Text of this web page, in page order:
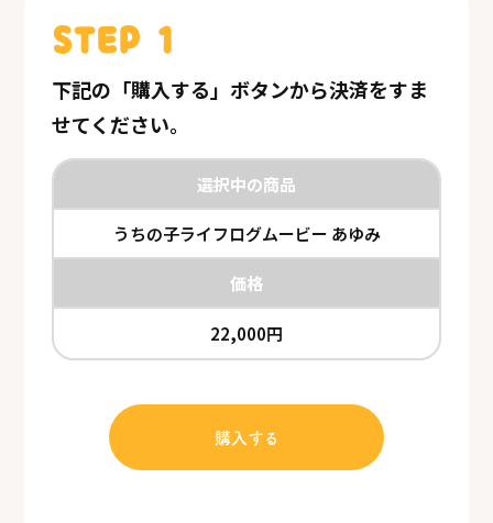
STEP 1
下記の「購入する」ボタンから決済をすま
せてください。
選択中の商品
うちの子ライフログムービー あゆみ
価格
22,000円
購入する